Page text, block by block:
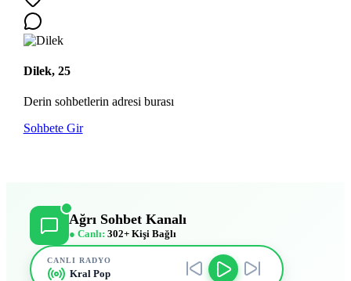
Dilek, 25
Derin sohbetlerin adresi burası
Sohbete Gir
Ağrı Sohbet Kanalı
● Canlı: 302+ Kişi Bağlı
CANLI RADYO
Kral Pop